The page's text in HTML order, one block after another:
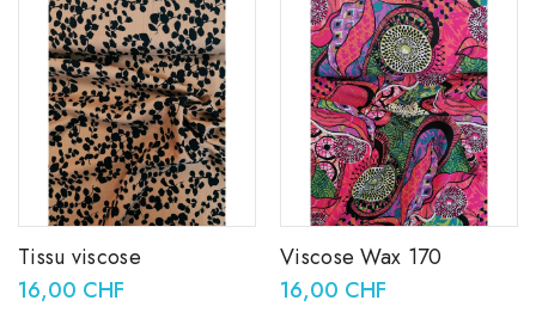
Tissu viscose
16,00 CHF
Viscose Wax 170
16,00 CHF